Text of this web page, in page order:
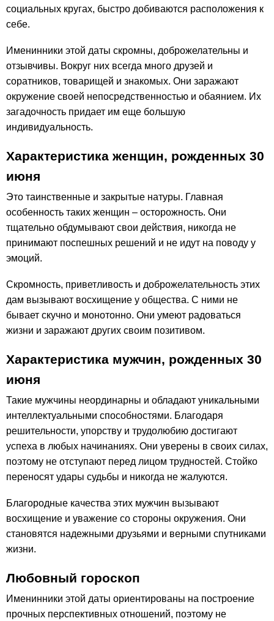
социальных кругах, быстро добиваются расположения к
себе.
Именинники этой даты скромны, доброжелательны и
отзывчивы. Вокруг них всегда много друзей и
соратников, товарищей и знакомых. Они заражают
окружение своей непосредственностью и обаянием. Их
загадочность придает им еще большую
индивидуальность.
Характеристика женщин, рожденных 30
июня
Это таинственные и закрытые натуры. Главная
особенность таких женщин – осторожность. Они
тщательно обдумывают свои действия, никогда не
принимают поспешных решений и не идут на поводу у
эмоций.
Скромность, приветливость и доброжелательность этих
дам вызывают восхищение у общества. С ними не
бывает скучно и монотонно. Они умеют радоваться
жизни и заражают других своим позитивом.
Характеристика мужчин, рожденных 30
июня
Такие мужчины неординарны и обладают уникальными
интеллектуальными способностями. Благодаря
решительности, упорству и трудолюбию достигают
успеха в любых начинаниях. Они уверены в своих силах,
поэтому не отступают перед лицом трудностей. Стойко
переносят удары судьбы и никогда не жалуются.
Благородные качества этих мужчин вызывают
восхищение и уважение со стороны окружения. Они
становятся надежными друзьями и верными спутниками
жизни.
Любовный гороскоп
Именинники этой даты ориентированы на построение
прочных перспективных отношений, поэтому не